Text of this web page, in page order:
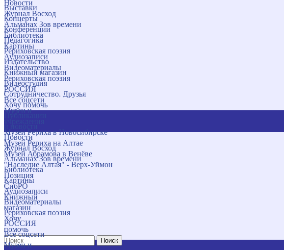
Новости
Журнал Восход
Альманах Зов времени
Библиотека
Картины
Аудиозаписи
Видеоматериалы
Рериховская поэзия
РОССИЯ
Все соцсети
Музеи и
Музей Рериха в Новосибирске
Музей Рериха на Алтае
Музей Абрамова в Венёве
"Наследие Алтая" - Верх-Уймон
Позиция
СибРО
Книжный
магазин
Хочу
помочь
Поиск
Выставки
Концерты
Конференции
Педагогика
Рериховская поэзия
Издательство
Книжный магазин
Видеостудия
Сотрудничество. Друзья
Хочу помочь
Новости
Журнал Восход
Альманах Зов времени
Библиотека
Картины
Аудиозаписи
Видеоматериалы
Рериховская поэзия
РОССИЯ
Все соцсети
Музеи и